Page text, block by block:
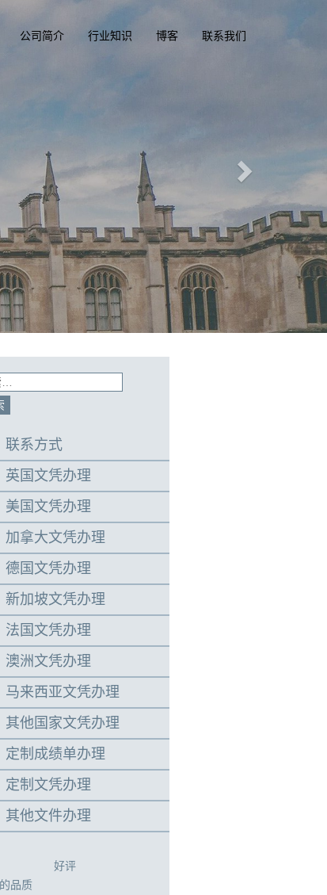
公司简介 行业知识 博客 联系我们
部
一
驾照，驾驶执照
驾照
联系方式
英国文凭办理
美国文凭办理
加拿大文凭办理
德国文凭办理
新加坡文凭办理
法国文凭办理
澳洲文凭办理
马来西亚文凭办理
其他国家文凭办理
定制成绩单办理
定制文凭办理
其他文件办理
好评
品质